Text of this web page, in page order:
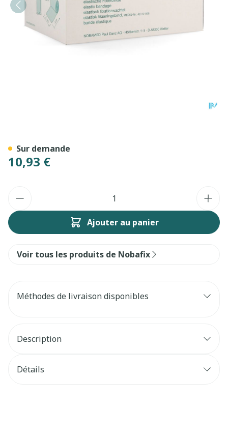
10,93 €
Ajouter au panier
Sur demande
Voir tous les produits de Nobafix
Méthodes de livraison disponibles
Description
Détails